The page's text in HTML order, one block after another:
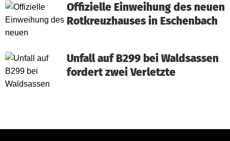
Offizielle Einweihung des neuen
Rotkreuzhauses in Eschenbach
Unfall auf B299 bei Waldsassen
fordert zwei Verletzte